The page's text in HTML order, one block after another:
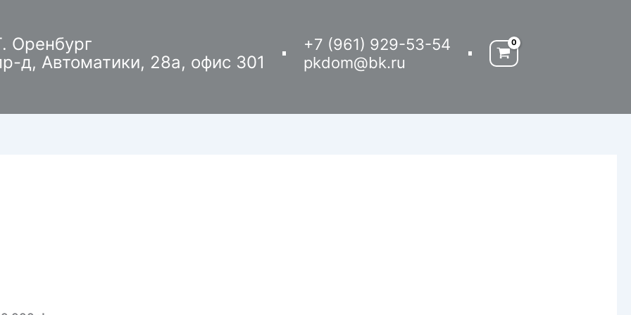
Оренбург
д, Автоматики, 28а, офис 301
+7 (961) 929-53-54
pkdom@bk.ru